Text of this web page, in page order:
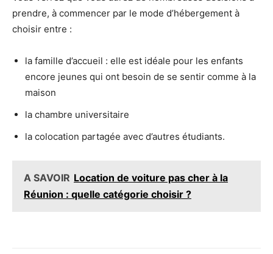
prendre, à commencer par le mode d’hébergement à
choisir entre :
la famille d’accueil : elle est idéale pour les enfants
encore jeunes qui ont besoin de se sentir comme à la
maison
la chambre universitaire
la colocation partagée avec d’autres étudiants.
A SAVOIR Location de voiture pas cher à la
Réunion : quelle catégorie choisir ?